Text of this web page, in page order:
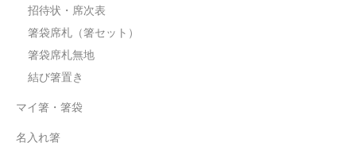
招待状・席次表
箸袋席札（箸セット）
箸袋席札無地
結び箸置き
マイ箸・箸袋
名入れ箸